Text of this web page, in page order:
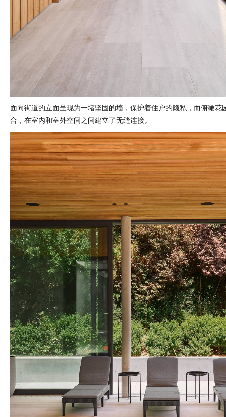
面向街道的立面呈现为一堵坚固的墙，保护着住户的隐私，而俯瞰花
合，在室内和室外空间之间建立了无缝连接。